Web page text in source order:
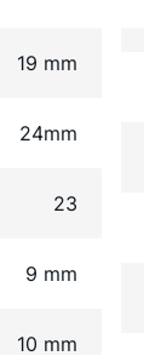
19 mm
24mm
23
9 mm
10 mm